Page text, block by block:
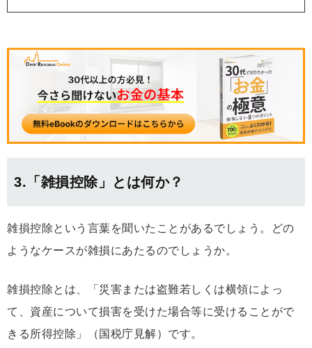
3.「雑損控除」とは何か？
雑損控除という言葉を聞いたことがあるでしょう。どの
ようなケースが雑損にあたるのでしょうか。
雑損控除とは、「災害または盗難若しくは横領によっ
て、資産について損害を受けた場合等に受けることがで
きる所得控除」（国税庁見解）です。